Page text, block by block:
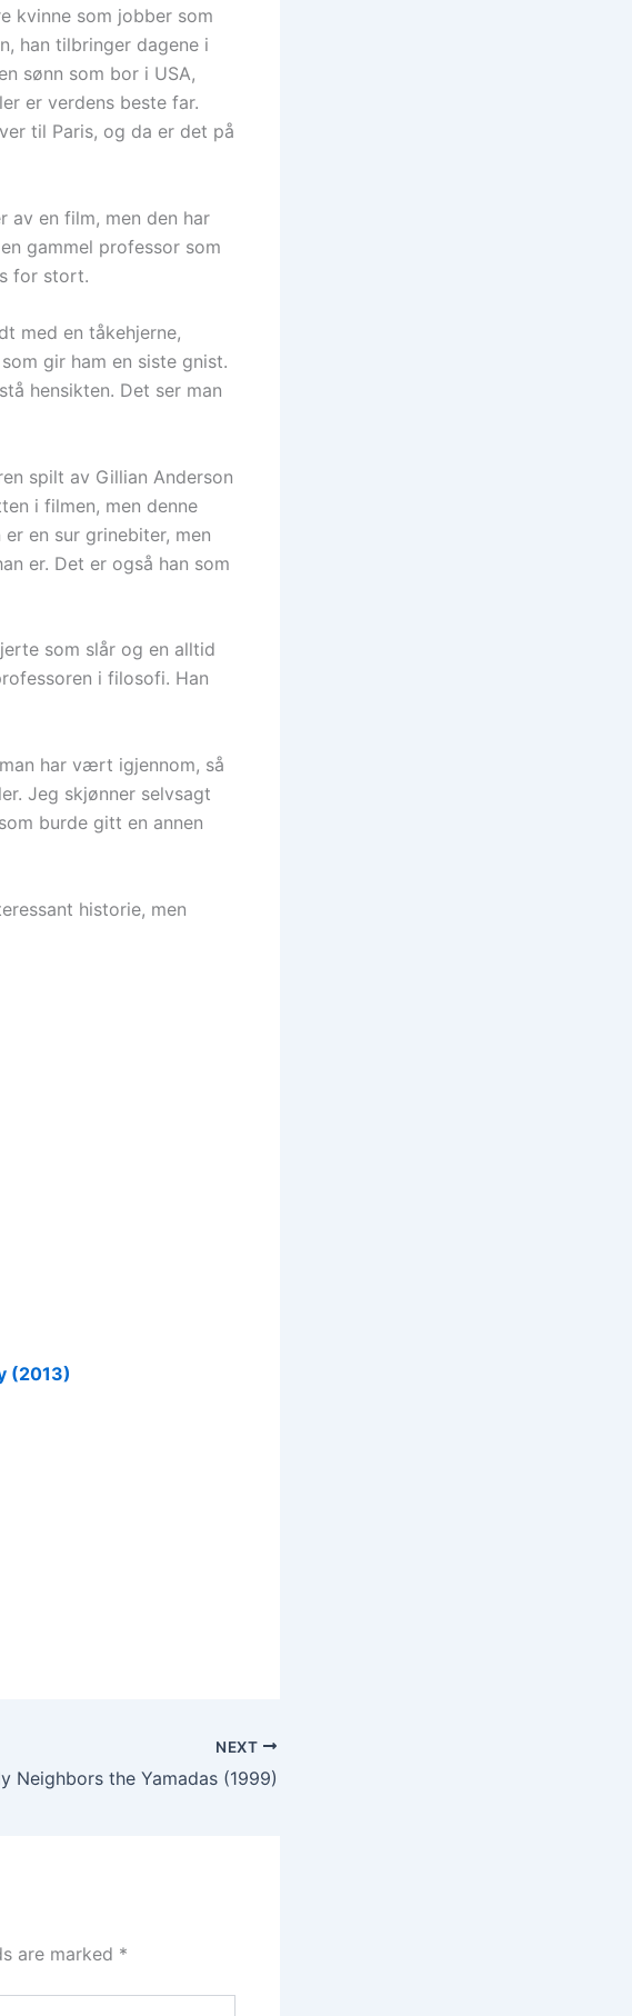
kvinne som jobber som
han tilbringer dagene i
sønn som bor i USA,
er verdens beste far.
til Paris, og da er det på
av en film, men den har
gammel professor som
for stort.
med en tåkehjerne,
gir ham en siste gnist.
hensikten. Det ser man
spilt av Gillian Anderson
i filmen, men denne
en sur grinebiter, men
er. Det er også han som
som slår og en alltid
i filosofi. Han
har vært igjennom, så
Jeg skjønner selvsagt
burde gitt en annen
historie, men
(2013)
NEXT
Neighbors the Yamadas (1999)
are marked *